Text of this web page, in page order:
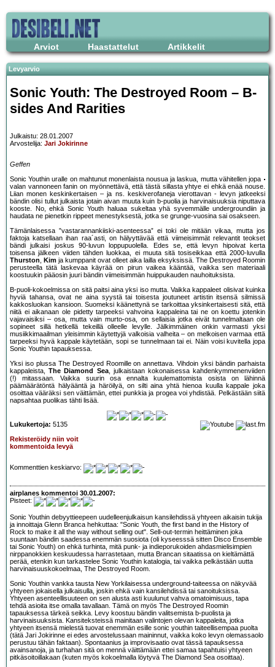
Arviot Haastattelut Artikkelit
Levyarvio
Sonic Youth: The Destroyed Room – B-
sides And Rarities
Julkaistu: 28.01.2007
Arvostelija: Jari Jokirinne
Geffen
Sonic Youthin uralle on mahtunut monenlaista nousua ja laskua, mutta vähitellen jopa
valan vannoneen fanin on myönnettävä, että tästä sillasta yhtye ei ehkä enää nouse.
Liian monen keskinkertaisen – ja ns. keskiverofaneja vierottavan - levyn jatkeeksi
bändin olisi tullut julkaista jotain aivan muuta kuin b-puolia ja harvinaisuuksia niputtava
kooste. No, ehkä Sonic Youth haluaa sukeltaa yhä syvemmälle undergroundiin ja
haudata ne pienetkin rippeet menestyksestä, jotka se grunge-vuosina sai osakseen.
Tämänlaisessa ”vastarannankiiski-asenteessa” ei toki ole mitään vikaa, mutta jos
faktoja katsellaan ihan raa´asti, on hälyyttävää että viimeisimmät relevantit teokset
bändi julkaisi joskus 90-luvun loppupuolella. Edes se, että levyn hipoivat kerta
toisensa jälkeen viiden tähden luokkaa, ei muuta sitä tosiseikkaa että 2000-luvulla
Thurston, Kim ja kumppanit ovat olleet aika lailla eksyksissä. The Destroyed Roomin
perusteella tätä laskevaa käyrää on pirun vaikea kääntää, vaikka sen materiaali
koostuukin pääosin juuri bändin viimeisimmän huippukauden nauhoituksista.
B-puoli-kokoelmissa on sitä paitsi aina yksi iso mutta. Vaikka kappaleet olisivat kuinka
hyviä tahansa, ovat ne aina syystä tai toisesta joutuneet artistin itsensä silmissä
kakkosluokan kansioon. Suomeksi käänettynä se tarkoittaa yksinkertaisesti sitä, että
niitä ei aikanaan ole pidetty tarpeeksi vahvoina kappaleina tai ne on koettu jotenkin
vajavaisiksi – osa, mutta vain murto-osa, on sellaisia jotka eivät tunnelmaltaan ole
sopineet sillä hetkellä tekeillä olleelle levylle. Jälkimmäinen onkin varmasti yksi
musiikkimaailman yleisimmin käytettyjä valkoisia valheita – on melkoisen varmaa että
tarpeeksi hyvä kappale käytetään, sopi se tunnelmaan tai ei. Näin voisi kuvitella jopa
Sonic Youthin tapauksessa.
Yksi iso plussa The Destroyed Roomille on annettava. Vihdoin yksi bändin parhaista
kappaleista,The Diamond Sea, julkaistaan kokonaisessa kahdenkymmenenviiden
(!) mitassaan. Vaikka suurin osa ennalta kuulemattomista osista on lähinnä
päämäärätöntä hälyääntä ja häröilyä, on silti aina yhtä hienoa kuulla kappale joka
osoittaa vääräksi sen väittämän, ettei punkkia ja progea voi yhdistää. Pelkästään siitä
napsahtaa puolikas tähti lisää.
Lukukertoja: 5135
Rekisteröidy niin voit
kommentoida levyä
Kommenttien keskiarvo:
airplanes kommentoi 30.01.2007:
Pisteet:
Sonic Youthin debyyttieepeen uudelleenjulkaisun kansilehdissä yhtyeen aikaisin tukija
ja innoittaja Glenn Branca hehkuttaa: "Sonic Youth, the first band in the History of
Rock to make it all the way without selling out". Sell-out-termin heittäminen joka
suuntaan bändin saadessa enemmän suosiota (oli kyseesssä sitten Disco Ensemble
tai Sonic Youth) on ehkä turhinta, mitä punk- ja indieporukoiden ahdasmielisimpien
nirppanokkien keskuudessa harrastetaan, mutta Brancan sitaatissa on kieltämättä
perää, etenkin kun tarkastelee Sonic Youthin katalogia, tai vaikka pelkästään uutta
harvinaisuuskokoelmaa, The Destroyed Room.
Sonic Youthin vankka tausta New Yorkilaisessa underground-taiteessa on näkyvää
yhtyeen jokaisella julkaisulla, joskin ehkä vain kansilehdissä tai sanoituksissa.
Yhtyeen asenteellisuuteen on sen alusta asti kuulunut vahva omatoimisuus, tapa
tehdä asioita itse omalla tavallaan. Tämä on myös The Destroyed Roomin
tapauksessa tärkeä seikka. Levy koostuu bändin valitsemista b-puolista ja
harvinaisuuksista. Kansiteksteissä mainitaan valintojen olevan kappaleita, jotka
yhtyeen itsensä mielestä tuovat enemmän esille sonic youthin taiteellisempaa puolta
(tätä Jari Jokirinne ei edes arvostelussaan maininnut, vaikka koko levyn olemassaolo
perustuu tähän faktaan). Spontaanius ja improvisaatio ovat tässä tapauksessa
avainsanoja, ja turhahan sitä on mennä väittämään ettei samaa tapahtuisi yhtyeen
pitkäsoitoillakaan (kuten myös kokoelmalla löytyvä The Diamond Sea osoittaa).